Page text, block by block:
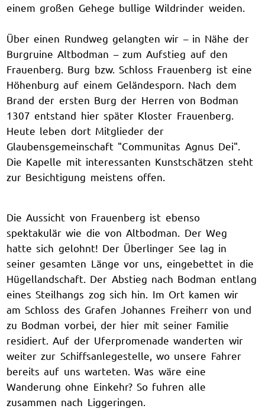
einem großen Gehege bullige Wildrinder weiden.
Über einen Rundweg gelangten wir – in Nähe der
Burgruine Altbodman – zum Aufstieg auf den
Frauenberg. Burg bzw. Schloss Frauenberg ist eine
Höhenburg auf einem Geländesporn. Nach dem
Brand der ersten Burg der Herren von Bodman
1307 entstand hier später Kloster Frauenberg.
Heute leben dort Mitglieder der
Glaubensgemeinschaft "Communitas Agnus Dei".
Die Kapelle mit interessanten Kunstschätzen steht
zur Besichtigung meistens offen.
Die Aussicht von Frauenberg ist ebenso
spektakulär wie die von Altbodman. Der Weg
hatte sich gelohnt! Der Überlinger See lag in
seiner gesamten Länge vor uns, eingebettet in die
Hügellandschaft. Der Abstieg nach Bodman entlang
eines Steilhangs zog sich hin. Im Ort kamen wir
am Schloss des Grafen Johannes Freiherr von und
zu Bodman vorbei, der hier mit seiner Familie
residiert. Auf der Uferpromenade wanderten wir
weiter zur Schiffsanlegestelle, wo unsere Fahrer
bereits auf uns warteten. Was wäre eine
Wanderung ohne Einkehr? So fuhren alle
zusammen nach Liggeringen.